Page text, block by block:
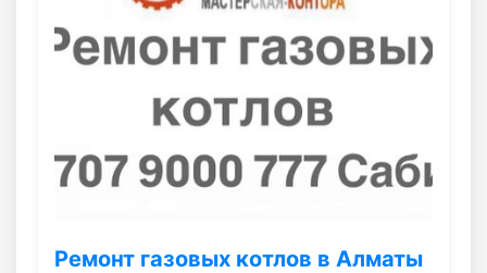
Ремонт газовых котлов в Алматы